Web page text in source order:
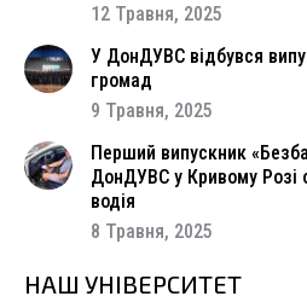
12 Травня, 2025
У ДонДУВС відбувся
громад
9 Травня, 2025
Перший випускник
ДонДУВС у Кривому Розі
водія
8 Травня, 2025
НАШ УНІВЕРСИТЕТ